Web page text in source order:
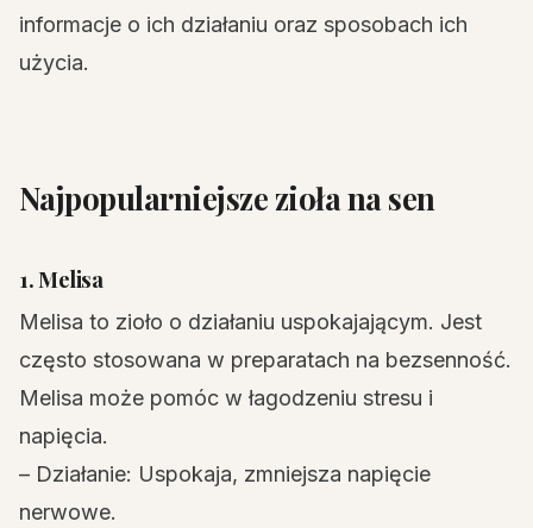
informacje o ich działaniu oraz sposobach ich
użycia.
Najpopularniejsze zioła na sen
1. Melisa
Melisa to zioło o działaniu uspokajającym. Jest
często stosowana w preparatach na bezsenność.
Melisa może pomóc w łagodzeniu stresu i
napięcia.
– Działanie: Uspokaja, zmniejsza napięcie
nerwowe.